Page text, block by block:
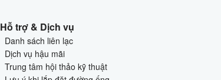
Hỗ trợ & Dịch vụ
Danh sách liên lạc
Dịch vụ hậu mãi
Trung tâm hội thảo kỹ thuật